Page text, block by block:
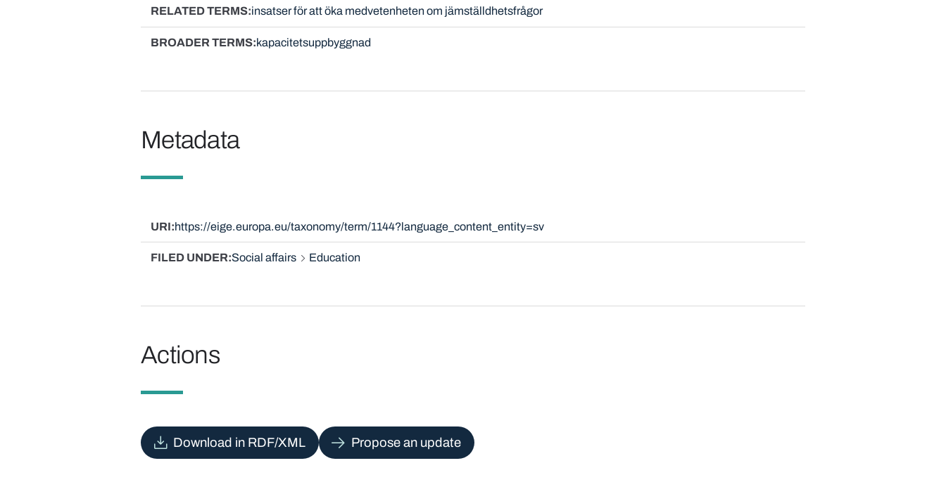
RELATED TERMS insatser för att öka medvetenheten om jämställdhetsfrågor
BROADER TERMS kapacitetsuppbyggnad
Metadata
URI https://eige.europa.eu/taxonomy/term/1144?language_content_entity=sv
FILED UNDER Social affairs Education
Actions
Download in RDF/XML Propose an update